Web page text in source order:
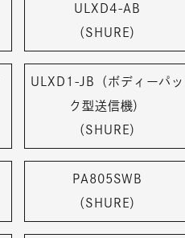
ULXD4-AB
（SHURE）
ULXD1-JB（ボディーパッ
ク型送信機）
（SHURE）
PA805SWB
（SHURE）